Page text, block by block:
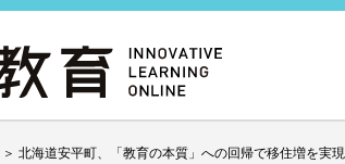
＞ 北海道安平町、「教育の本質」への回帰で移住増を実現